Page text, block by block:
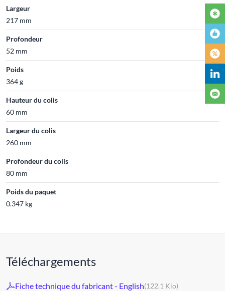
Largeur
217 mm
Profondeur
52 mm
Poids
364 g
Hauteur du colis
60 mm
Largeur du colis
260 mm
Profondeur du colis
80 mm
Poids du paquet
0.347 kg
Téléchargements
Fiche technique du fabricant - English(122.1 Kio)